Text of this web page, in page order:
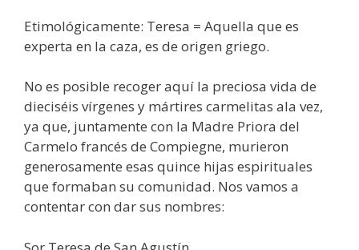
Etimológicamente: Teresa = Aquella que es
experta en la caza, es de origen griego.
No es posible recoger aquí la preciosa vida de
dieciséis vírgenes y mártires carmelitas ala vez,
ya que, juntamente con la Madre Priora del
Carmelo francés de Compiegne, murieron
generosamente esas quince hijas espirituales
que formaban su comunidad. Nos vamos a
contentar con dar sus nombres: